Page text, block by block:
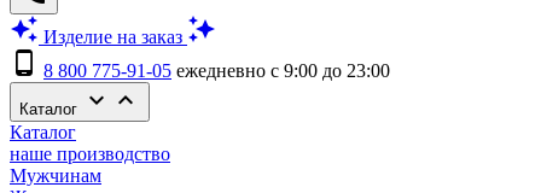
auto_awesome Изделие на заказ auto_awesome
phone_android 8 800 775-91-05 ежедневно с 9:00 до 23:00
Каталог keyboard_arrow_down keyboard_arrow_up
Каталог
наше производство
Мужчинам